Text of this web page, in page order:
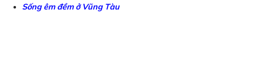
Sống êm đềm ở Vũng Tàu